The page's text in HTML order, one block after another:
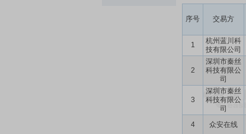
序号 交易方
1
杭州蓝川科
技有限公司
2
深圳市秦丝
科技有限公
司
3
深圳市秦丝
科技有限公
司
4 众安在线